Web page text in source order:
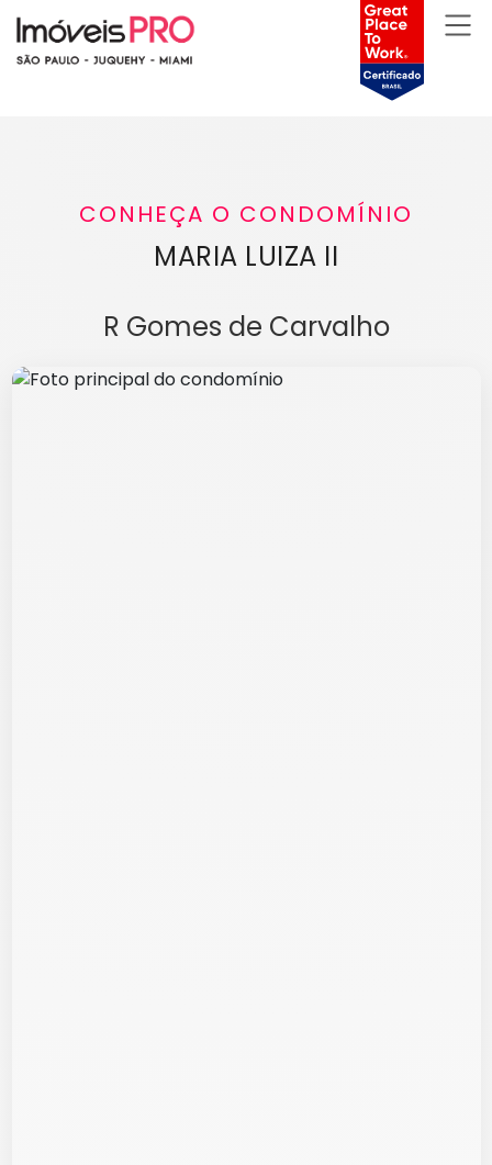
CONHEÇA O CONDOMÍNIO
MARIA LUIZA II
R Gomes de Carvalho